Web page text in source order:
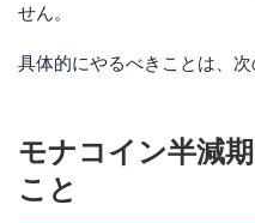
せん。
具体的にやるべきことは、次
モナコイン半減
こと